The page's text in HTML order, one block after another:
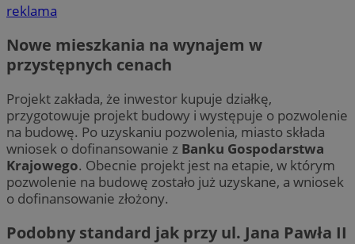
reklama
Nowe mieszkania na wynajem w
przystępnych cenach
Projekt zakłada, że inwestor kupuje działkę,
przygotowuje projekt budowy i występuje o pozwolenie
na budowę. Po uzyskaniu pozwolenia, miasto składa
wniosek o dofinansowanie z Banku Gospodarstwa
Krajowego. Obecnie projekt jest na etapie, w którym
pozwolenie na budowę zostało już uzyskane, a wniosek
o dofinansowanie złożony.
Podobny standard jak przy ul. Jana Pawła II